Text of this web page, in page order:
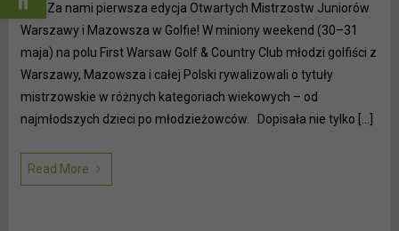
Za nami pierwsza edycja Otwartych Mistrzostw Juniorów
Warszawy i Mazowsza w Golfie! W miniony weekend (30–31
maja) na polu First Warsaw Golf & Country Club młodzi golfiści z
Warszawy, Mazowsza i całej Polski rywalizowali o tytuły
mistrzowskie w różnych kategoriach wiekowych – od
najmłodszych dzieci po młodzieżowców. Dopisała nie tylko […]
Read More